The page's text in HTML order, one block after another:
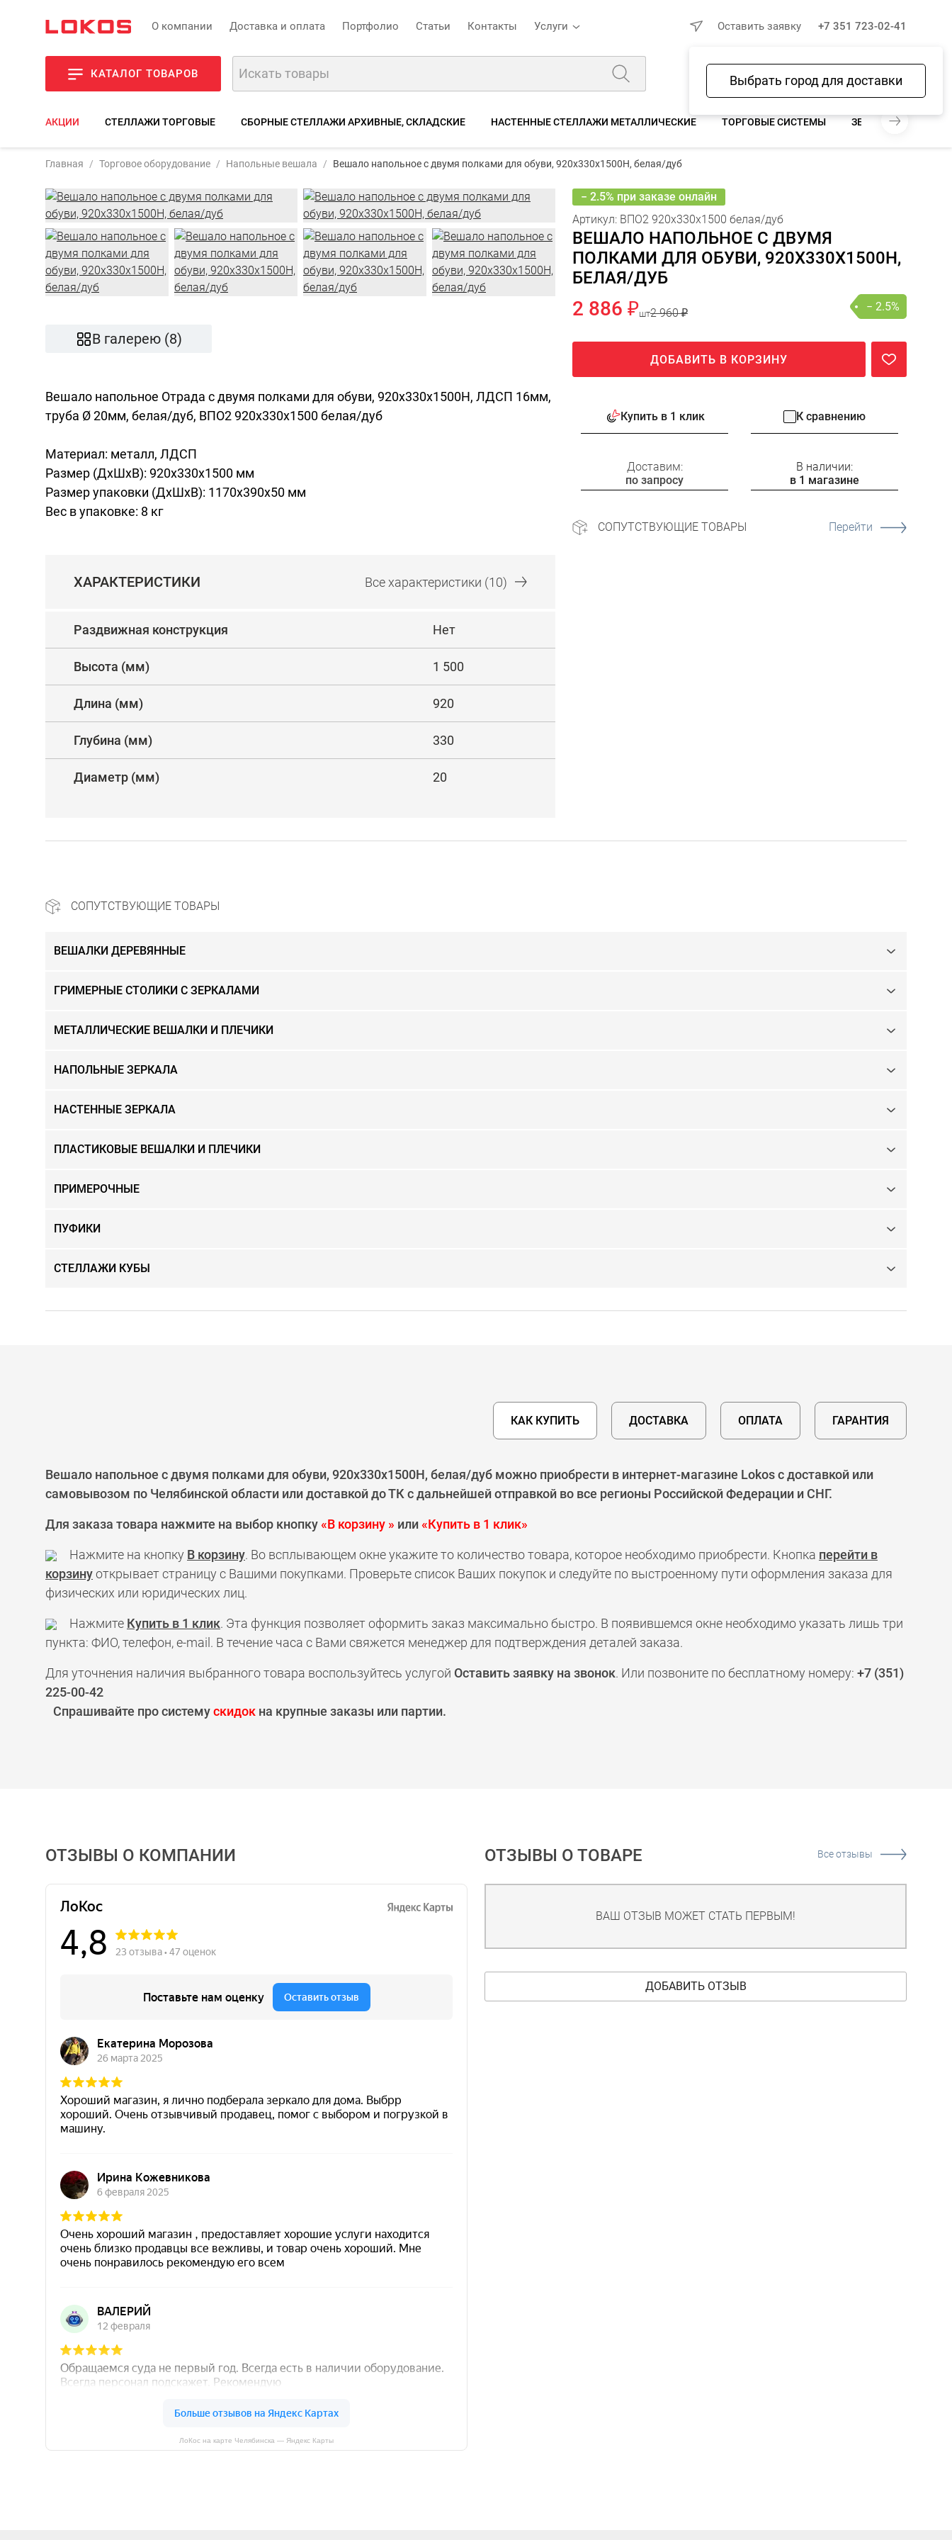
О компании Доставка и оплата Портфолио Статьи Контакты Услуги
Выбрать город для доставки
Оставить заявку +7 351 723-02-41
КАТАЛОГ ТОВАРОВ
Избранное Сравнение Корзина
АКЦИИ СТЕЛЛАЖИ ТОРГОВЫЕ СБОРНЫЕ СТЕЛЛАЖИ АРХИВНЫЕ, СКЛАДСКИЕ НАСТЕННЫЕ СТЕЛЛАЖИ МЕТАЛЛИЧЕСКИЕ ТОРГОВЫЕ СИСТЕМЫ ЗЕРКАЛА ДЛЯ
Вешало напольное с двумя полками для обуви, 920х330х1500Н, белая/дуб 2 886 ₽
2 960 ₽
Главная Торговое оборудование Напольные вешала Вешало напольное с двумя полками для обуви, 920х330х1500Н, белая/дуб
В галерею (8)
Вешало напольное Отрада с двумя полками для обуви, 920х330х1500Н, ЛДСП 16мм,
труба Ø 20мм, белая/дуб, ВПО2 920х330х1500 белая/дуб
Материал: металл, ЛДСП
Размер (ДхШхВ): 920х330х1500 мм
Размер упаковки (ДхШхВ): 1170х390х50 мм
Вес в упаковке: 8 кг
ХАРАКТЕРИСТИКИ Всехарактеристики (10)
Раздвижная конструкция Нет
Высота (мм) 1 500
Длина (мм) 920
Глубина (мм) 330
Диаметр (мм) 20
− 2.5% при заказе онлайн
Артикул: ВПО2 920х330х1500 белая/дуб
ВЕШАЛО НАПОЛЬНОЕ С ДВУМЯ
ПОЛКАМИ ДЛЯ ОБУВИ, 920Х330Х1500Н,
БЕЛАЯ/ДУБ
2 886 ₽шт2 960 ₽ − 2.5%
ДОБАВИТЬ В КОРЗИНУ
Купить в 1 клик К сравнению
Доставим:
по запросу
В наличии:
в 1 магазине
СОПУТСТВУЮЩИЕ ТОВАРЫ Перейти
СОПУТСТВУЮЩИЕ ТОВАРЫ
ВЕШАЛКИ ДЕРЕВЯННЫЕ
ГРИМЕРНЫЕ СТОЛИКИ С ЗЕРКАЛАМИ
МЕТАЛЛИЧЕСКИЕ ВЕШАЛКИ И ПЛЕЧИКИ
НАПОЛЬНЫЕ ЗЕРКАЛА
НАСТЕННЫЕ ЗЕРКАЛА
ПЛАСТИКОВЫЕ ВЕШАЛКИ И ПЛЕЧИКИ
ПРИМЕРОЧНЫЕ
ПУФИКИ
СТЕЛЛАЖИ КУБЫ
КАК КУПИТЬ ДОСТАВКА ОПЛАТА ГАРАНТИЯ
Вешало напольное с двумя полками для обуви, 920х330х1500Н, белая/дуб можно приобрести в интернет-магазине Lokos с доставкой или
самовывозом по Челябинской области или доставкой до ТК с дальнейшей отправкой во все регионы Российской Федерации и СНГ.
Для заказа товара нажмите на выбор кнопку«В корзину » или«Купить в 1 клик»
Нажмите на кнопку В корзину. Во всплывающем окне укажите то количество товара, которое необходимо приобрести. Кнопка перейти в
корзинуоткрывает страницу с Вашими покупками. Проверьте список Ваших покупок и следуйте по выстроенному пути оформления заказа для
физических или юридических лиц.
Нажмите Купить в 1 клик. Эта функция позволяет оформить заказ максимально быстро. В появившемся окне необходимо указать лишь три
пункта: ФИО, телефон, e-mail. В течение часа с Вами свяжется менеджер для подтверждения деталей заказа.
Для уточнения наличия выбранного товара воспользуйтесь услугой Оставить заявку на звонок. Или позвоните по бесплатному номеру: +7 (351)
225-00-42
Спрашивайте про системускидок на крупные заказы или партии.
ОТЗЫВЫ О КОМПАНИИ
ЛоКос на карте Челябинска — Яндекс Карты
ОТЗЫВЫ О ТОВАРЕ Все отзывы
ВАШ ОТЗЫВ МОЖЕТ СТАТЬ ПЕРВЫМ!
ДОБАВИТЬ ОТЗЫВ